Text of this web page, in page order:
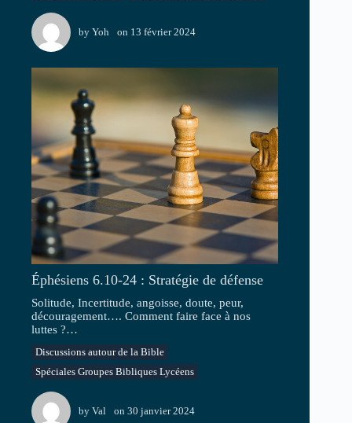
by Yoh on 13 février 2024
Éphésiens 6.10-24 : Stratégie de défense
Discussions autour de la Bible
Spéciales Groupes Bibliques Lycéens
Solitude, Incertitude, angoisse, doute, peur,
découragement…. Comment faire face à nos
luttes ?…
by Val on 30 janvier 2024